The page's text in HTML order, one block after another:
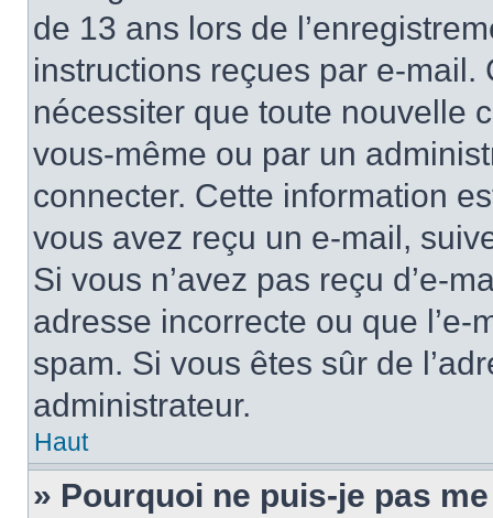
de 13 ans lors de
instructions reçues par e-
nécessiter que toute nouvelle
vous-même ou par un
connecter. Cette information
vous avez reçu un e-mail,
Si vous n’avez pas reçu d’e-
adresse incorrecte ou que
spam. Si vous êtes sûr de
administrateur.
Haut
» Pourquoi ne puis-je pas